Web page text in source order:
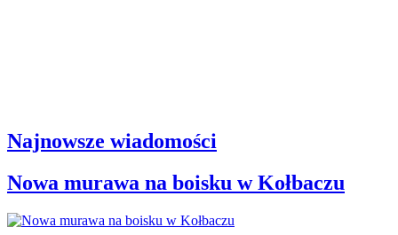
Najnowsze wiadomości
Nowa murawa na boisku w Kołbaczu